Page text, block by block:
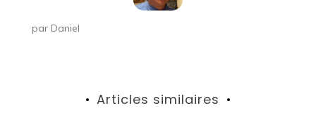
par Daniel
Articles similaires